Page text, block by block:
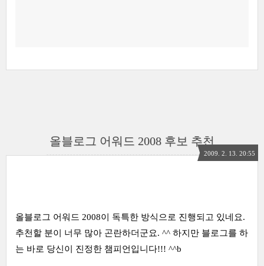
올블로그 어워드 2008 후보 추천
2009. 2. 13. 20:55
올블로그 어워드 2008이 독특한 방식으로 진행되고 있네요.
추천할 분이 너무 많아 곤란하더군요. ^^ 하지만 블로그를 하
는 바로 당신이 진정한 챔피언입니다!!! ^^b